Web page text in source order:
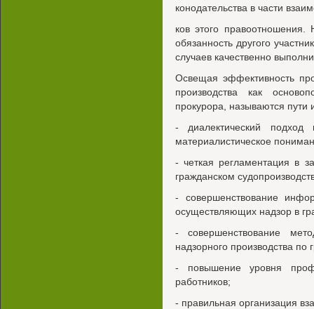
конодательства в части
ков этого правоотношения.
обязанность другого
случаев качественно
Освещая эффективность
производства как
прокурора, называются
- диалектический
материалистическое
- четкая регламентация в
гражданском
- совершенствование
осуществляющих надзор в
- совершенствование
надзорного производства
- повышение уровня
работников;
- правильная организация